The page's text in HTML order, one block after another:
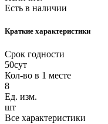
Есть в наличии
Краткие характеристики
Срок годности
50сут
Кол-во в 1 месте
8
Ед. изм.
шт
Все характеристики